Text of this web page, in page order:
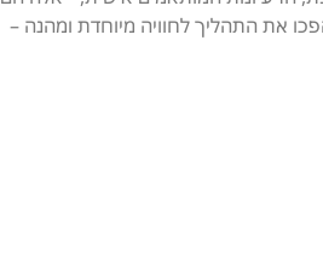
את התהליך לחוויה מיוחדת ומהנה –